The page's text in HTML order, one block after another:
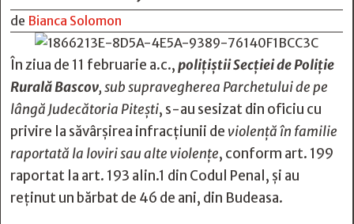
de Bianca Solomon
În ziua de 11 februarie a.c.,polițiștii Secției de Poliție
Rurală Bascov, sub supravegherea Parchetului de pe
lângă Judecătoria Pitești, s-au sesizat din oficiu cu
privire la săvârșirea infracțiunii de violență în familie
raportată la loviri sau alte violențe, conform art. 199
raportat la art. 193 alin.1 din Codul Penal, și au
reținut un bărbat de 46 de ani, din Budeasa.